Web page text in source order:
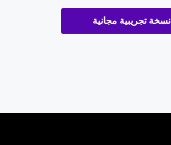
نسخة تجريبية مجانية